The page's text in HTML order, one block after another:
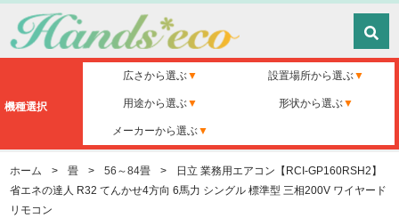
機種選択
広さから選ぶ 設置場所から選ぶ
用途から選ぶ 形状から選ぶ
メーカーから選ぶ
ホーム > 畳 > 56～84畳 >
日立 業務用エアコン【RCI-GP160RSH2】
省エネの達人 R32 てんかせ4方向 6馬力 シングル 標準型 三相200V ワイヤード
リモコン